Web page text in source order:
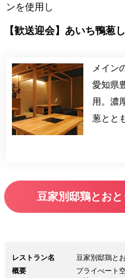
ンを使用し
【歓送迎会】あいち鴨葱
メイン
愛知県
用。濃
葱とと
てな
豆家別邸鶏とお
レストラン名
豆家別邸鶏と
概要
プライべート